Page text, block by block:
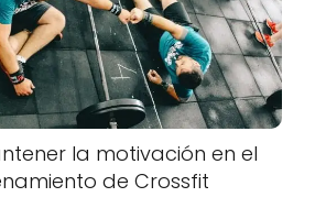
la motivación en el
de Crossfit